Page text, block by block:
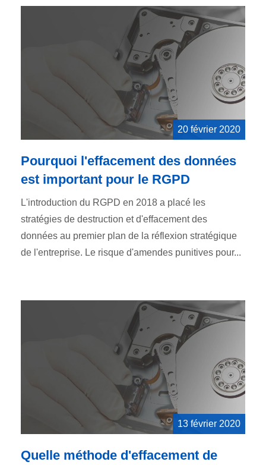
20 février 2020
Pourquoi l'effacement des données
est important pour le RGPD
L'introduction du RGPD en 2018 a placé les
stratégies de destruction et d'effacement des
données au premier plan de la réflexion stratégique
de l'entreprise. Le risque d'amendes punitives pour...
13 février 2020
Quelle méthode d'effacement de